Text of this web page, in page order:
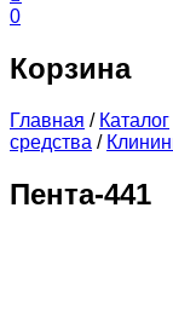
0
Корзина
Главная / Каталог
средства /
Пента-441